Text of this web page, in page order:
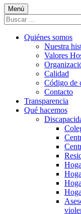
Menú
Buscar:
Quiénes somos
Nuestra
Valores
Calidad
Código de
Contacto
Transparencia
Qué hacemos